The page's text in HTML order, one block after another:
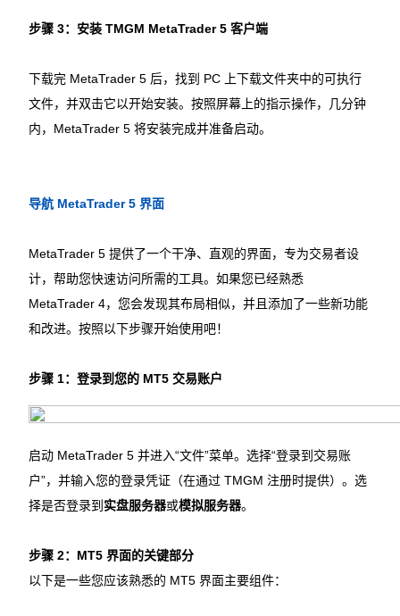
步骤 3：安装 TMGM MetaTrader 5 客户端
下载完 MetaTrader 5 后，找到 PC 上下载文件夹中的可执行
文件，并双击它以开始安装。按照屏幕上的指示操作，几分钟
内，MetaTrader 5 将安装完成并准备启动。
导航 MetaTrader 5 界面
MetaTrader 5 提供了一个干净、直观的界面，专为交易者设
计，帮助您快速访问所需的工具。如果您已经熟悉
MetaTrader 4，您会发现其布局相似，并且添加了一些新功能
和改进。按照以下步骤开始使用吧！
步骤 1：登录到您的 MT5 交易账户
启动 MetaTrader 5 并进入“文件”菜单。选择“登录到交易账
户”，并输入您的登录凭证（在通过 TMGM 注册时提供）。选
择是否登录到 实盘服务器或模拟服务器。
步骤 2：MT5 界面的关键部分
以下是一些您应该熟悉的 MT5 界面主要组件：